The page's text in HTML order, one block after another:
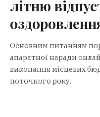
літню
Основним питанням
апаратної наради
виконання місцевих
поточного року.